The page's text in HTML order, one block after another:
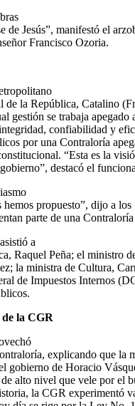
de Jesús”, manifestó el
Francisco Ozoria.
de la República, Catalino
gestión se trabaja apegado
confiabilidad y
por una Contraloría
“Esta es la
destacó el
hemos propuesto”, dijo a los
parte de una
a
Raquel Peña; el ministro
la ministra de Cultura,
de Impuestos Internos
la CGR
explicando que la
gobierno de Horacio
alto nivel que vele por el
la CGR experimentó